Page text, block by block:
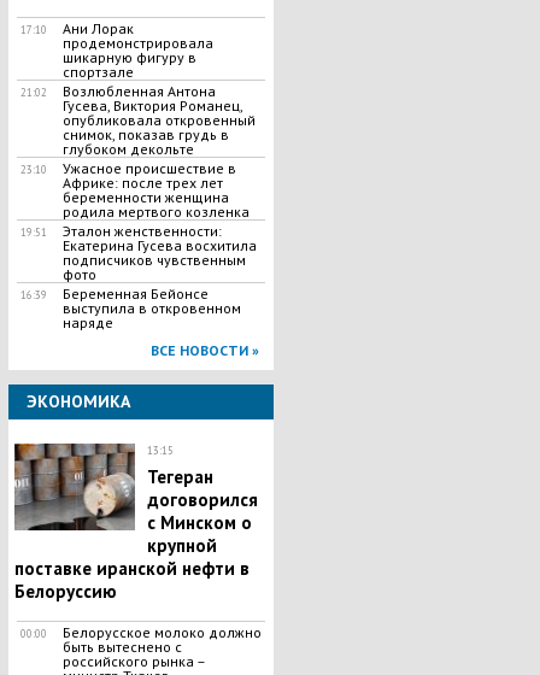
17:10
Ани Лорак
продемонстрировала
шикарную фигуру в
спортзале
21:02
Возлюбленная Антона
Гусева, Виктория Романец,
опубликовала откровенный
снимок, показав грудь в
глубоком декольте
23:10
Ужасное происшествие в
Африке: после трех лет
беременности женщина
родила мертвого козленка
19:51
Эталон женственности:
Екатерина Гусева восхитила
подписчиков чувственным
фото
16:39
Беременная Бейонсе
выступила в откровенном
наряде
ВСЕ НОВОСТИ »
ЭКОНОМИКА
13:15
Тегеран
договорился
с Минском о
крупной
поставке иранской нефти в
Белоруссию
00:00
Белорусское молоко должно
быть вытеснено с
российского рынка –